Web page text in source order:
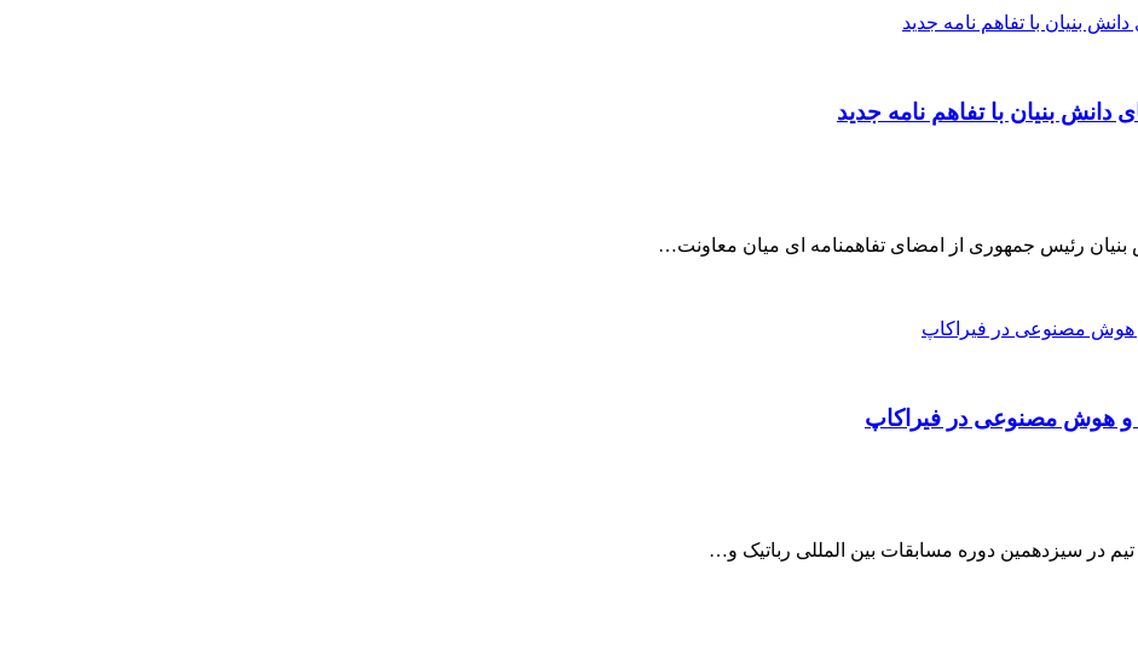
دانش بنیان با تفاهم نامه جدید